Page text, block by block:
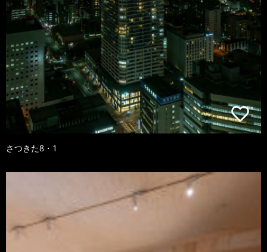
さつきた8・1